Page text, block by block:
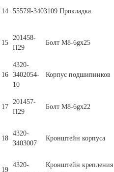
14 5557Я-3403109 Прокладка
15
201458-
П29
Болт М8-6gх25
16
4320-
3402054-
10
Корпус подшипников
17
201457-
П29
Болт М8-6gх22
18
4320-
3403007
Кронштейн корпуса
19
4320-
Кронштейн крепления